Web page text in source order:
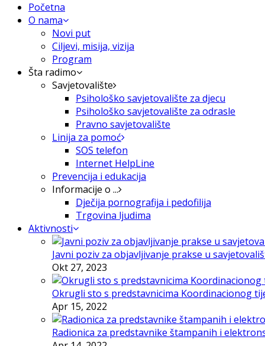
Početna
O nama
Novi put
Ciljevi, misija, vizija
Program
Šta radimo
Savjetovalište
Psihološko savjetovalište za djecu
Psihološko savjetovalište za odrasle
Pravno savjetovalište
Linija za pomoć
SOS telefon
Internet HelpLine
Prevencija i edukacija
Informacije o ...
Dječija pornografija i pedofilija
Trgovina ljudima
Aktivnosti
Javni poziv za objavljivanje prakse u
Okt 27, 2023
Okrugli sto s predstavnicima Koordinacionog
Apr 15, 2022
Radionica za predstavnike štampanih i